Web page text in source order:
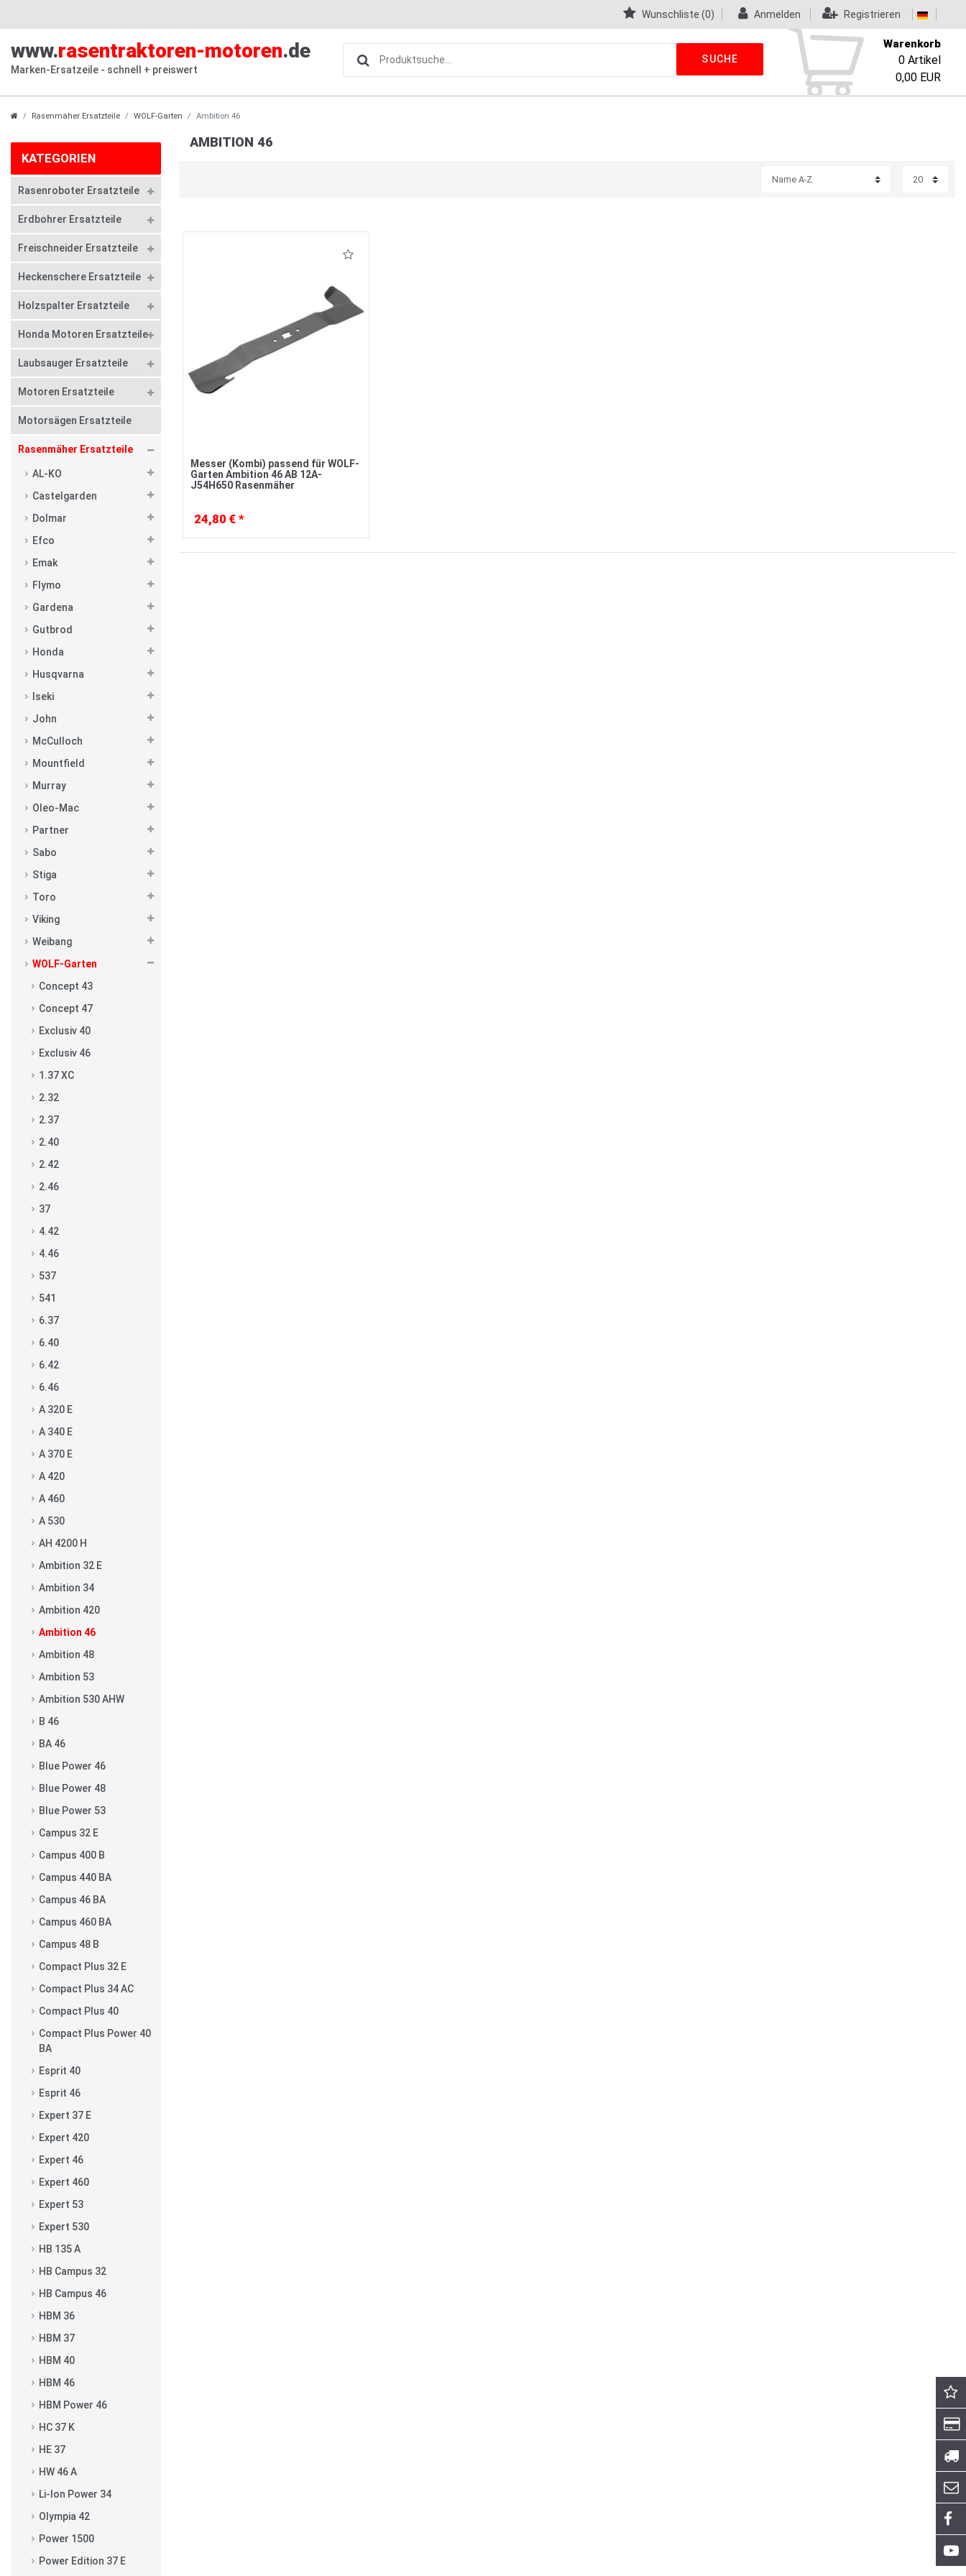
Wunschliste (0) Anmelden Registrieren
www.rasentraktoren-motoren.de
Marken-Ersatzeile - schnell + preiswert
SUCHE
Warenkorb
0 Artikel
0,00 EUR
Rasenmäher Ersatzteile WOLF-Garten Ambition 46
KATEGORIEN
Rasenroboter Ersatzteile
Erdbohrer Ersatzteile
Freischneider Ersatzteile
Heckenschere Ersatzteile
Holzspalter Ersatzteile
Honda Motoren Ersatzteile
Laubsauger Ersatzteile
Motoren Ersatzteile
Motorsägen Ersatzteile
Rasenmäher Ersatzteile
AL-KO
Castelgarden
Dolmar
Efco
Emak
Flymo
Gardena
Gutbrod
Honda
Husqvarna
Iseki
John
McCulloch
Mountfield
Murray
Oleo-Mac
Partner
Sabo
Stiga
Toro
Viking
Weibang
WOLF-Garten
Concept 43
Concept 47
Exclusiv 40
Exclusiv 46
1.37 XC
2.32
2.37
2.40
2.42
2.46
37
4.42
4.46
537
541
6.37
6.40
6.42
6.46
A 320 E
A 340 E
A 370 E
A 420
A 460
A 530
AH 4200 H
Ambition 32 E
Ambition 34
Ambition 420
Ambition 46
Ambition 48
Ambition 53
Ambition 530 AHW
B 46
BA 46
Blue Power 46
Blue Power 48
Blue Power 53
Campus 32 E
Campus 400 B
Campus 440 BA
Campus 46 BA
Campus 460 BA
Campus 48 B
Compact Plus 32 E
Compact Plus 34 AC
Compact Plus 40
Compact Plus Power 40
BA
Esprit 40
Esprit 46
Expert 37 E
Expert 420
Expert 46
Expert 460
Expert 53
Expert 530
HB 135 A
HB Campus 32
HB Campus 46
HBM 36
HBM 37
HBM 40
HBM 46
HBM Power 46
HC 37 K
HE 37
HW 46 A
Li-Ion Power 34
Olympia 42
Power 1500
Power Edition 37 E
AMBITION 46
Messer (Kombi) passend für WOLF-
Garten Ambition 46 AB 12A-
J54H650 Rasenmäher
24,80 € *